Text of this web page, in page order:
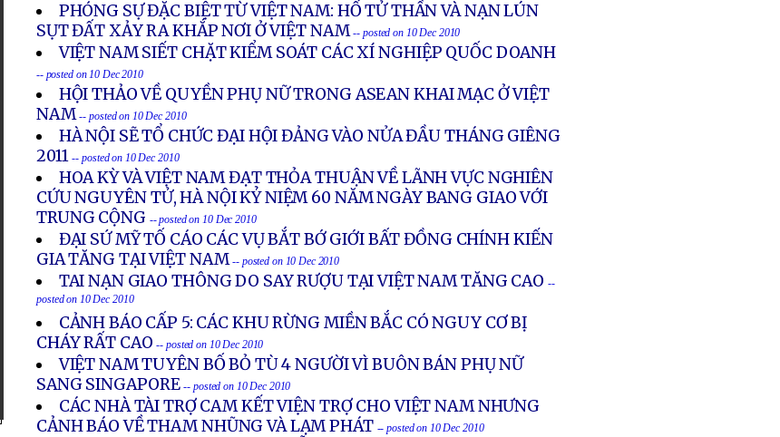
PHÓNG SỰ ĐẶC BIỆT TỪ VIỆT NAM: HỐ TỬ THẦN VÀ NẠN LÚN
SỤT ĐẤT XẢY RA KHẮP NƠI Ở VIỆT NAM -- posted on 10 Dec 2010
VIỆT NAM SIẾT CHẶT KIỂM SOÁT CÁC XÍ NGHIỆP QUỐC DOANH
-- posted on 10 Dec 2010
HỘI THẢO VỀ QUYỀN PHỤ NỮ TRONG ASEAN KHAI MẠC Ở VIỆT
NAM-- posted on 10 Dec 2010
HÀ NỘI SẼ TỔ CHỨC ĐẠI HỘI ĐẢNG VÀO NỬA ĐẦU THÁNG GIÊNG
2011 -- posted on 10 Dec 2010
HOA KỲ VÀ VIỆT NAM ĐẠT THỎA THUẬN VỀ LÃNH VỰC NGHIÊN
CỨU NGUYÊN TỬ, HÀ NỘI KỶ NIỆM 60 NĂM NGÀY BANG GIAO VỚI
TRUNG CỘNG -- posted on 10 Dec 2010
ĐẠI SỨ MỸ TỐ CÁO CÁC VỤ BẮT BỚ GIỚI BẤT ĐỒNG CHÍNH KIẾN
GIA TĂNG TẠI VIỆT NAM-- posted on 10 Dec 2010
TAI NẠN GIAO THÔNG DO SAY RƯỢU TẠI VIỆT NAM TĂNG CAO --
posted on 10 Dec 2010
CẢNH BÁO CẤP 5: CÁC KHU RỪNG MIỀN BẮC CÓ NGUY CƠ BỊ
CHÁY RẤT CAO -- posted on 10 Dec 2010
VIỆT NAM TUYÊN BỐ BỎ TÙ 4 NGƯỜI VÌ BUÔN BÁN PHỤ NỮ
SANG SINGAPORE -- posted on 10 Dec 2010
CÁC NHÀ TÀI TRỢ CAM KẾT VIỆN TRỢ CHO VIỆT NAM NHƯNG
CẢNH BÁO VỀ THAM NHŨNG VÀ LẠM PHÁT -- posted on 10 Dec 2010